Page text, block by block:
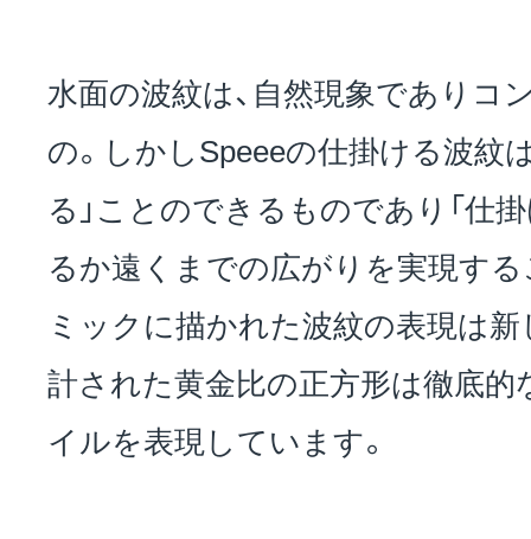
水面の波紋は、自然現象でありコ
の。しかしSpeeeの仕掛ける波紋
る」ことのできるものであり「仕
るか遠くまでの広がりを実現す
ミックに描かれた波紋の表現は新
計された黄金比の正方形は徹底
イルを表現しています。